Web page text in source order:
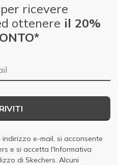
ricevere
ottenere il 20%
e-mail, si acconsente
e si accetta l'Informativa
di Skechers . Alcuni